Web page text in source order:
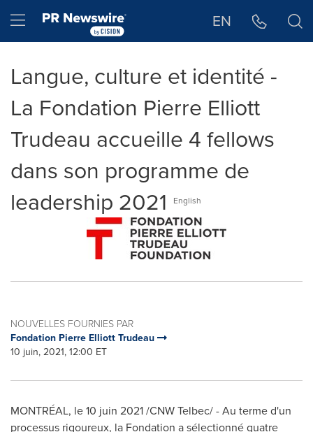
Hamburger menu EN
Langue, culture et identité -
La Fondation Pierre Elliott
Trudeau accueille 4 fellows
dans son programme de
leadership 2021
English
NOUVELLES FOURNIES PAR
Fondation Pierre Elliott Trudeau
10 juin, 2021, 12:00 ET
MONTRÉAL, le 10 juin 2021 /CNW Telbec/ - Au terme d'un
processus rigoureux, la Fondation a sélectionné quatre